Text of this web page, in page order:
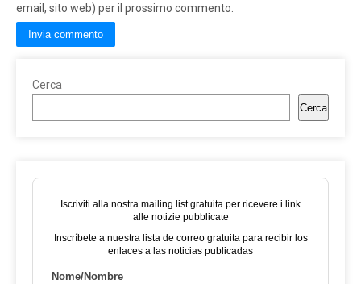
email, sito web) per il prossimo commento.
Cerca
Cerca
Iscriviti alla nostra mailing list gratuita per ricevere i link
alle notizie pubblicate
Inscríbete a nuestra lista de correo gratuita para recibir los
enlaces a las noticias publicadas
Nome/Nombre